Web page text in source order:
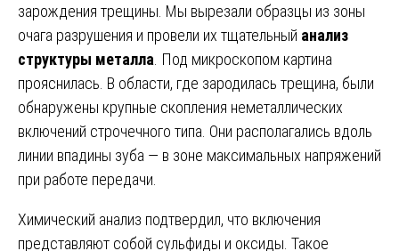
зарождения трещины. Мы вырезали образцы из зоны
очага разрушения и провели их тщательный анализ
структуры металла . Под микроскопом картина
прояснилась. В области, где зародилась трещина, были
обнаружены крупные скопления неметаллических
включений строчечного типа. Они располагались вдоль
линии впадины зуба — в зоне максимальных напряжений
при работе передачи.
Химический анализ подтвердил, что включения
представляют собой сульфиды и оксиды. Такое